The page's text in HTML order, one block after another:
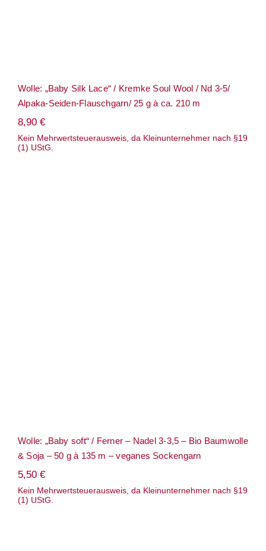
Wolle: „Baby Silk Lace“ / Kremke Soul Wool / Nd 3-5/
Alpaka-Seiden-Flauschgarn/ 25 g à ca. 210 m
8,90 €
Kein Mehrwertsteuerausweis, da Kleinunternehmer nach §19
(1) UStG.
Wolle: „Baby soft“ / Ferner – Nadel 3-3,5 – Bio Baumwolle
& Soja – 50 g à 135 m – veganes Sockengarn
5,50 €
Kein Mehrwertsteuerausweis, da Kleinunternehmer nach §19
(1) UStG.